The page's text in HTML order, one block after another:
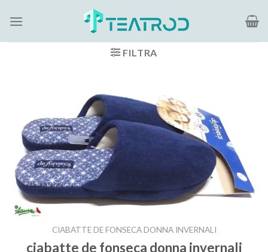
FILTRA
CIABATTE DE FONSECA DONNA INVERNALI
ciabatte de fonseca donna invernali